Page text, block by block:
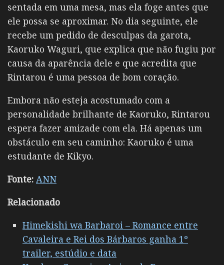
sentada em uma mesa, mas ela foge antes que
ele possa se aproximar. No dia seguinte, ele
recebe um pedido de desculpas da garota,
Kaoruko Waguri, que explica que não fugiu por
causa da aparência dele e que acredita que
Rintarou é uma pessoa de bom coração.
Embora não esteja acostumado com a
personalidade brilhante de Kaoruko, Rintarou
espera fazer amizade com ela. Há apenas um
obstáculo em seu caminho: Kaoruko é uma
estudante de Kikyo.
Fonte: ANN
Relacionado
Himekishi wa Barbaroi – Romance entre
Cavaleira e Rei dos Bárbaros ganha 1º
trailer, estúdio e data